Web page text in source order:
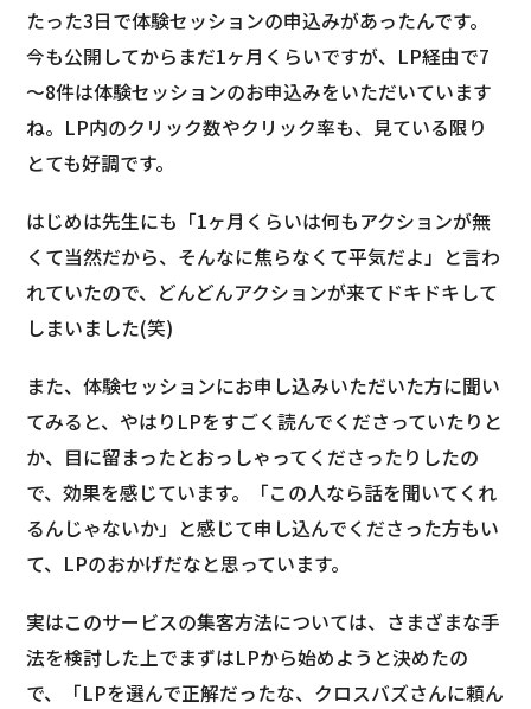
たった3日で体験セッションの申込みがあったんです。
今も公開してからまだ1ヶ月くらいですが、LP経由で7
～8件は体験セッションのお申込みをいただいています
ね。LP内のクリック数やクリック率も、見ている限り
とても好調です。
はじめは先生にも「1ヶ月くらいは何もアクションが無
くて当然だから、そんなに焦らなくて平気だよ」と言わ
れていたので、どんどんアクションが来てドキドキして
しまいました(笑)
また、体験セッションにお申し込みいただいた方に聞い
てみると、やはりLPをすごく読んでくださっていたりと
か、目に留まったとおっしゃってくださったりしたの
で、効果を感じています。「この人なら話を聞いてくれ
るんじゃないか」と感じて申し込んでくださった方もい
て、LPのおかげだなと思っています。
実はこのサービスの集客方法については、さまざまな手
法を検討した上でまずはLPから始めようと決めたの
で、「LPを選んで正解だったな、クロスバズさんに頼ん